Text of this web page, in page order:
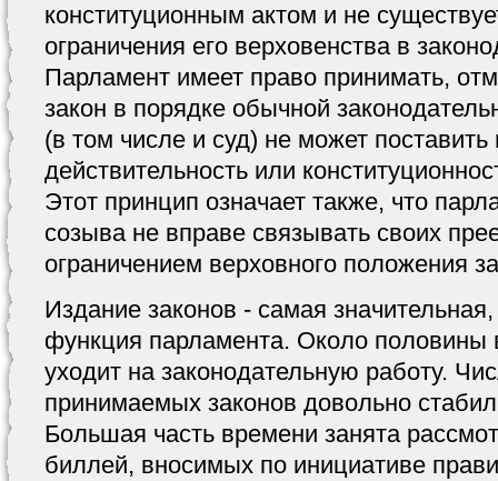
конституционным актом и не
ограничения его верховенства в
Парламент имеет право принимать,
закон в порядке обычной
(в том числе и суд) не может
действительность или
Этот принцип означает также, что
созыва не вправе связывать своих
ограничением верховного положения
Издание законов - самая
функция парламента. Около половины
уходит на законодательную работу.
принимаемых законов довольно
Большая часть времени занята
биллей, вносимых по инициативе